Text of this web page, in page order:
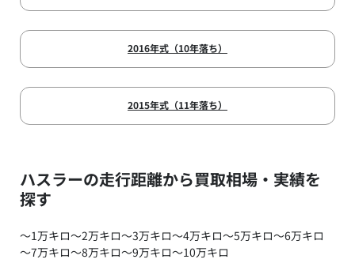
2016年式（10年落ち）
2015年式（11年落ち）
ハスラーの走行距離から買取相場・実績を
探す
～1万キロ～2万キロ～3万キロ～4万キロ～5万キロ～6万キロ
～7万キロ～8万キロ～9万キロ～10万キロ